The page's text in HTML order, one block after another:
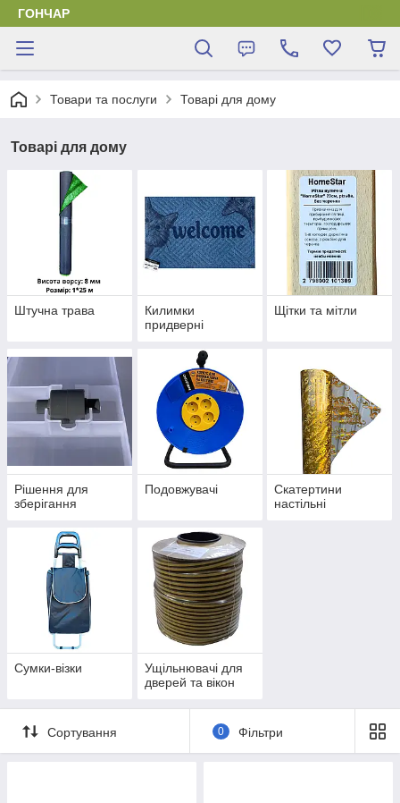
ГОНЧАР
Товари та послуги Товарі для дому
Товарі для дому
Штучна трава
Килимки
придверні
Щітки та мітли
Рішення для
зберігання
Подовжувачі
Скатертини
настільні
Сумки-візки
Ущільнювачі для
дверей та вікон
Сортування 0 Фільтри